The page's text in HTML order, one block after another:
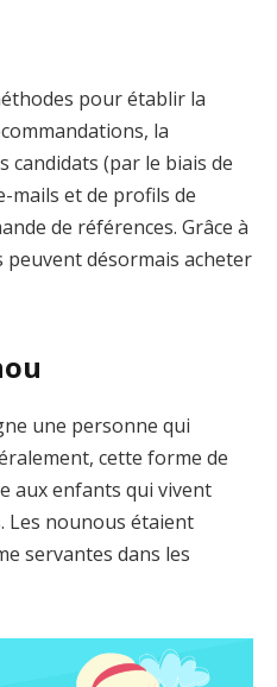
pour établir la
la
candidats (par le biais de
mails et de profils de
de références. Grâce à
peuvent désormais acheter
une personne qui
cette forme de
aux enfants qui vivent
Les nounous étaient
servantes dans les